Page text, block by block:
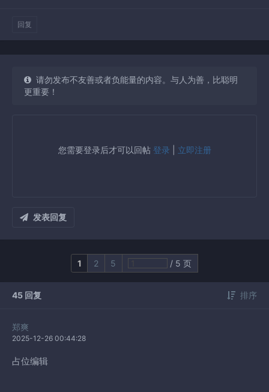
回复
请勿发布不友善或者负能量的内容。与人为善，比聪明
更重要！
您需要登录后才可以回帖 登录 立即注册
发表回复
1 2 5 / 5 页
45 回复 排序
郑爽
2025-12-26 00:44:28
占位编辑